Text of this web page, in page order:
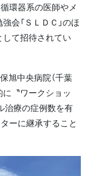
環器系の医師やメ
会「ＳＬＤＣ」のほ
して招待されてい
旭中央病院（千葉
に〝ワークショッ
治療の症例数を有
ーに継承すること